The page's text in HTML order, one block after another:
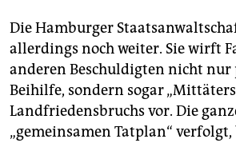
Die Hamburger
allerdings noch weiter. Sie wirft
anderen Beschuldigten nicht nur
Beihilfe, sondern sogar
Landfriedensbruchs vor. Die
„gemeinsamen Tatplan“